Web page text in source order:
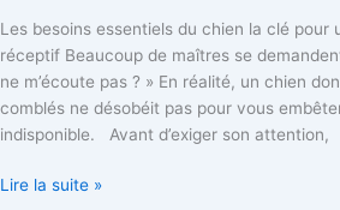
Les besoins essentiels du chien la clé pour
réceptif Beaucoup de maîtres se
ne m’écoute pas ? » En réalité, un chien
comblés ne désobéit pas pour vous
indisponible. Avant d’exiger son attention,
Lire la suite »